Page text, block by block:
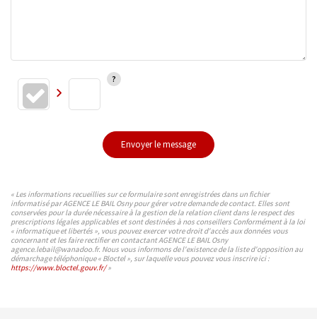
Envoyer le message
« Les informations recueillies sur ce formulaire sont enregistrées dans un fichier
informatisé par AGENCE LE BAIL Osny pour gérer votre demande de contact. Elles sont
conservées pour la durée nécessaire à la gestion de la relation client dans le respect des
prescriptions légales applicables et sont destinées à nos conseillers Conformément à la loi
« informatique et libertés », vous pouvez exercer votre droit d'accès aux données vous
concernant et les faire rectifier en contactant AGENCE LE BAIL Osny
agence.lebail@wanadoo.fr. Nous vous informons de l'existence de la liste d'opposition au
démarchage téléphonique « Bloctel », sur laquelle vous pouvez vous inscrire ici :
https://www.bloctel.gouv.fr/»